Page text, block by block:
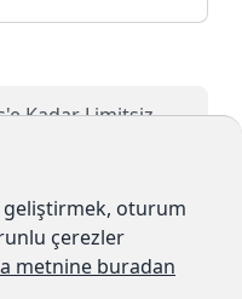
geliştirmek, oturum
çerezler
metnine buradan